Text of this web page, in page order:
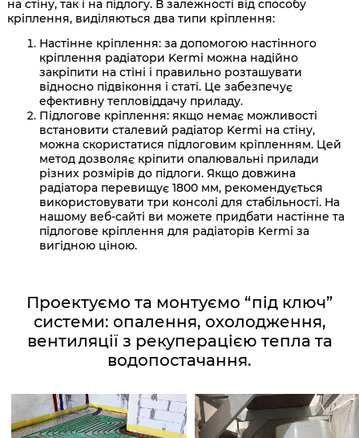
на стіну, так і на підлогу. В залежності від способу
кріплення, виділяються два типи кріплення:
Настінне кріплення: за допомогою настінного
кріплення радіатори Kermi можна надійно
закріпити на стіні і правильно розташувати
відносно підвіконня і статі. Це забезпечує
ефективну тепловіддачу приладу.
Підлогове кріплення: якщо немає можливості
встановити сталевий радіатор Kermi на стіну,
можна скористатися підлоговим кріпленням. Цей
метод дозволяє кріпити опалювальні прилади
різних розмірів до підлоги. Якщо довжина
радіатора перевищує 1800 мм, рекомендується
використовувати три консолі для стабільності. На
нашому веб-сайті ви можете придбати настінне та
підлогове кріплення для радіаторів Kermi за
вигідною ціною.
Проектуємо та монтуємо “під ключ”
системи: опалення, охолодження,
вентиляції з рекуперацією тепла та
водопостачання.